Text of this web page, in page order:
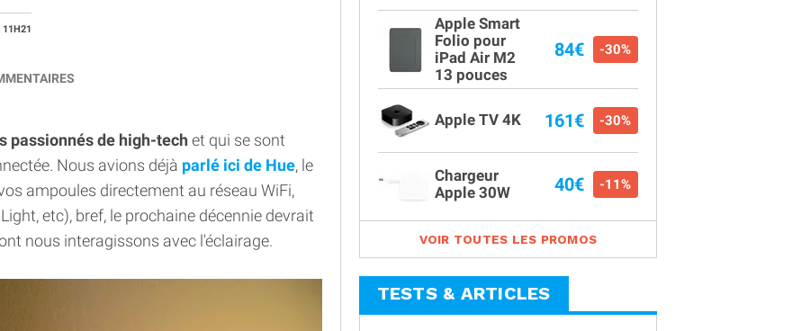
11H21
passionnés de high-tech et qui se sont
Nous avions déjà parlé ici de Hue, le
ampoules directement au réseau WiFi,
etc), bref, le prochaine décennie devrait
nous interagissons avec l'éclairage.
Apple Smart
Folio pour
iPad Air M2
13 pouces
84€ -30%
Apple TV 4K 161€ -30%
Chargeur
Apple 30W
40€ -11%
VOIR TOUTES LES PROMOS
TESTS & ARTICLES